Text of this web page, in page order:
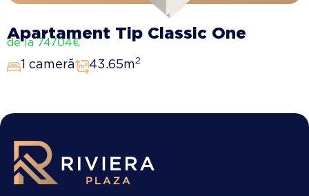
Apartament Tip Classic One
de la 74704€
1 cameră 43.65m2